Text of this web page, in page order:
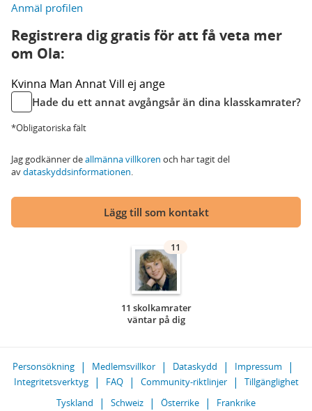
Anmäl profilen
Registrera dig gratis för att få veta mer
om Ola:
Kvinna Man AnnatVill ej ange
Hade du ett annat avgångsår än dina klasskamrater?
*Obligatoriska fält
Jag godkänner deallmänna villkoren och har tagit del
avdataskyddsinformationen.
Lägg till som kontakt
11
11 skolkamrater
väntar på dig
Personsökning Medlemsvillkor Dataskydd
Impressum
Integritetsverktyg
FAQ Community-riktlinjer
Tillgänglighet
Tyskland
Schweiz Österrike Frankrike